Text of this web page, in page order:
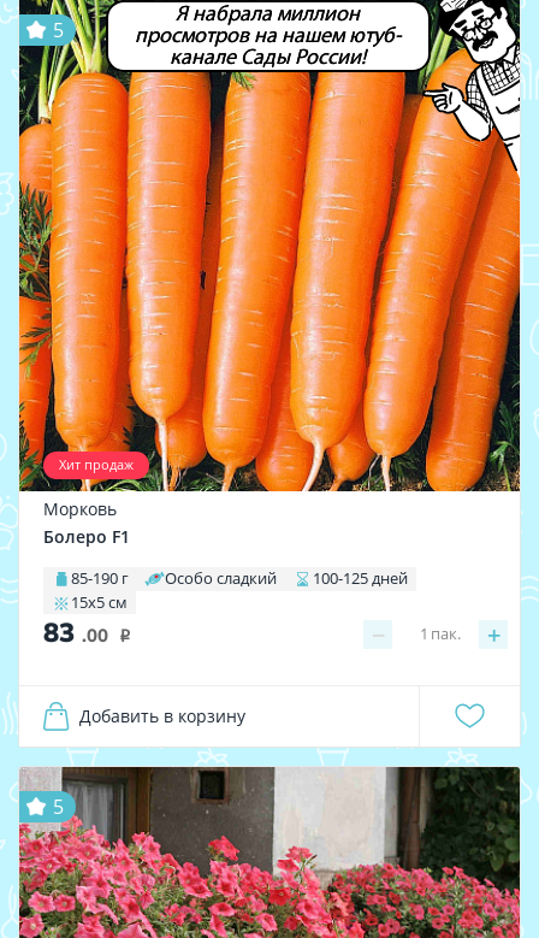
Я набрала миллион
просмотров на нашем ютуб-
канале Сады России!
Хит продаж
5
Морковь
Болеро F1
85-190 г Особо сладкий
100-125 дней
15х5 см
83 .00 i − +
1 пак.
Добавить в корзину
5